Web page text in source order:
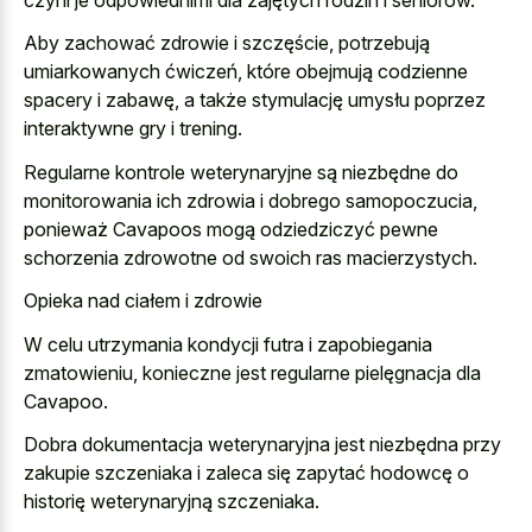
Aby zachować zdrowie i szczęście, potrzebują
umiarkowanych ćwiczeń, które obejmują codzienne
spacery i zabawę, a także stymulację umysłu poprzez
interaktywne gry i trening.
Regularne kontrole weterynaryjne są niezbędne do
monitorowania ich zdrowia i dobrego samopoczucia,
ponieważ Cavapoos mogą odziedziczyć pewne
schorzenia zdrowotne od swoich ras macierzystych.
Opieka nad ciałem i zdrowie
W celu utrzymania kondycji futra i zapobiegania
zmatowieniu, konieczne jest regularne pielęgnacja dla
Cavapoo.
Dobra dokumentacja weterynaryjna jest niezbędna przy
zakupie szczeniaka i zaleca się zapytać hodowcę o
historię weterynaryjną szczeniaka.